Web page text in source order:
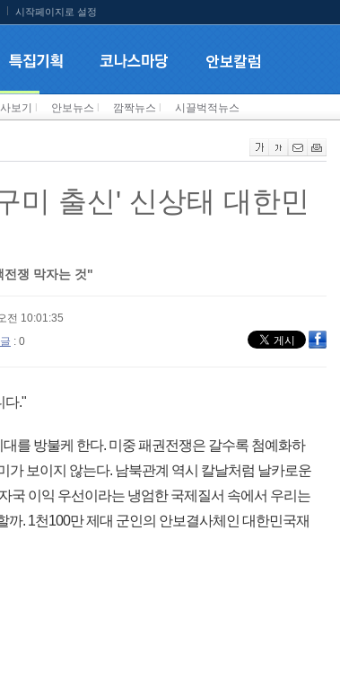
시작페이지로 설정
보기 안보뉴스 깜짝뉴스 시끌벅적뉴스
미 출신' 신상태 대한민
쟁 막자는 것"
전 10:01:35
: 0
다."
를 방불케 한다. 미중 패권전쟁은 갈수록 첨예화하
가 보이지 않는다. 남북관계 역시 칼날처럼 날카로운
국 이익 우선이라는 냉엄한 국제질서 속에서 우리는
. 1천100만 제대 군인의 안보결사체인 대한민국재